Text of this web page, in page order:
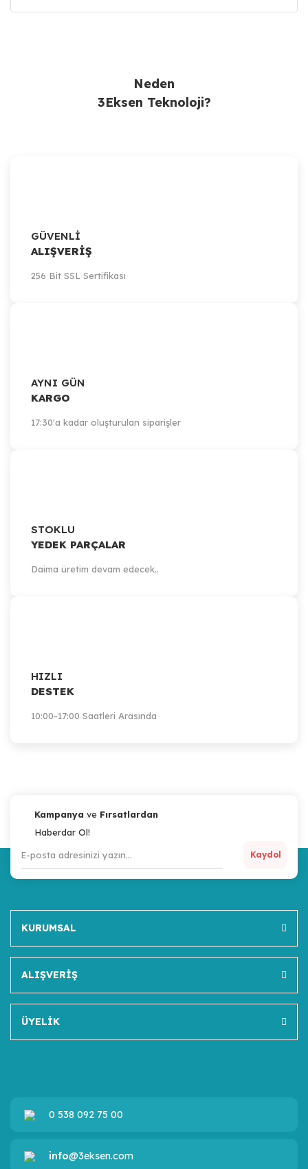
Neden
3Eksen Teknoloji?
GÜVENLİ
ALIŞVERİŞ
256 Bit SSL Sertifikası
AYNI GÜN
KARGO
17:30'a kadar oluşturulan siparişler
STOKLU
YEDEK PARÇALAR
Daima üretim devam edecek..
HIZLI
DESTEK
10:00-17:00 Saatleri Arasında
Kampanya ve Fırsatlardan
Haberdar Ol!
Kaydol
KURUMSAL
ALIŞVERİŞ
ÜYELİK
0 538 092 75 00
info@3eksen.com